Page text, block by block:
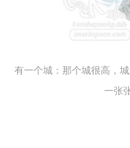
有一个城：那个城很高，
一张